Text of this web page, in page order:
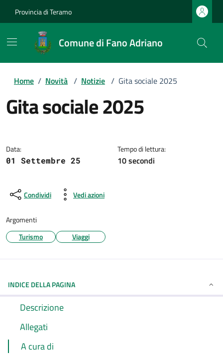
Provincia di Teramo
Comune di Fano Adriano
Home / Novità / Notizie / Gita sociale 2025
Gita sociale 2025
Data:
01 Settembre 25
Tempo di lettura:
10 secondi
Condividi Vedi azioni
Argomenti
Turismo
Viaggi
INDICE DELLA PAGINA
Descrizione
Allegati
A cura di